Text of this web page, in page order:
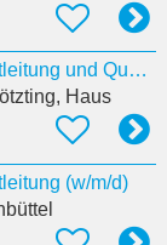
Stellvertretende Pflegedienstleitung und Qualitätsbeauftragte:r (w/m/d)
Haus
(w/m/d)